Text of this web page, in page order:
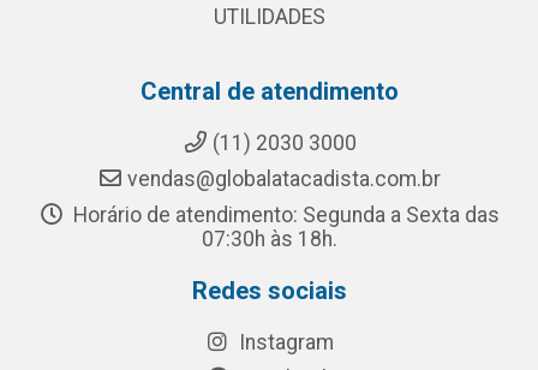
UTILIDADES
Central de atendimento
(11) 2030 3000
vendas@globalatacadista.com.br
Horário de atendimento: Segunda a Sexta das
07:30h às 18h.
Redes sociais
Instagram